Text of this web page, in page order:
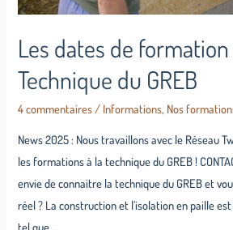
Les dates de formation
Technique du GREB
4 commentaires / Informations, Nos
News 2025 : Nous travaillons avec le Réseau
les formations à la technique du GREB !
envie de connaitre la technique du GREB et
réel ? La construction et l’isolation en paille
tel que …